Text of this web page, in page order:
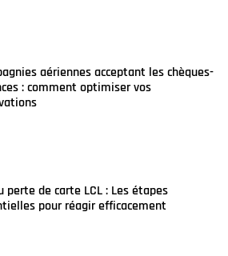
aériennes acceptant les chèques-
: comment optimiser vos
perte de carte LCL : Les étapes
pour réagir efficacement